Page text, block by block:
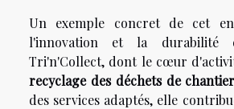
Un exemple concret de cet
l'innovation et la durabilité
Tri'n'Collect, dont le cœur
recyclage des déchets de chantier
des services adaptés, elle